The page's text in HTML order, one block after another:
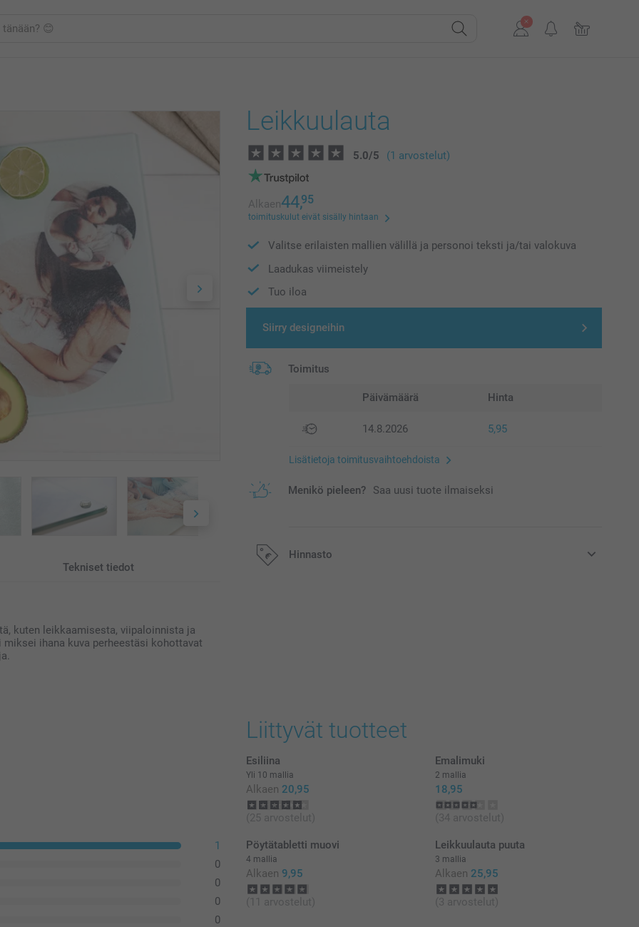
Tekniset tiedot
kuten leikkaamisesta, viipaloinnista ja
ihana kuva perheestäsi kohottavat
Leikkuulauta
5.0/5 (1 arvostelut)
Alkaen44,95
toimituskulut eivät sisälly hintaan
Valitse erilaisten mallien välillä ja personoi teksti ja/tai valokuva
Laadukas viimeistely
Tuo iloa
Siirry designeihin
Toimitus
Päivämäärä Hinta
14.8.2026 5,95
Lisätietoja toimitusvaihtoehdoista
Menikö pieleen? Saa uusi tuote ilmaiseksi
Hinnasto
1
0
0
0
0
Liittyvät tuotteet
Esiliina
Yli 10 mallia
Alkaen 20,95
(25 arvostelut)
Emalimuki
2 mallia
18,95
(34 arvostelut)
Pöytätabletti muovi
4 mallia
Alkaen 9,95
(11 arvostelut)
Leikkuulauta puuta
3 mallia
Alkaen 25,95
(3 arvostelut)